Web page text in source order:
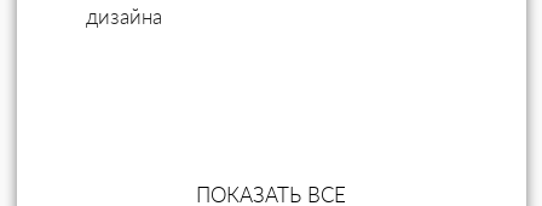
дизайна
ПОКАЗАТЬ ВСЕ